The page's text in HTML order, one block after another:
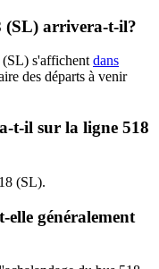
(SL) arrivera-t-il?
(SL) s'affichent dans
des départs à venir
t-il sur la ligne 518
(SL).
elle généralement